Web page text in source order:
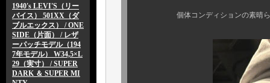
1940's LEVI'S（リー
バイス） 501XX（ダ
ブルエックス） / ONE
SIDE（片面） / レザ
ーパッチモデル（194
7年モデル） W34,5×L
29（実寸） / SUPER
DARK ＆ SUPER MI
個体コンディションの素晴らしさ